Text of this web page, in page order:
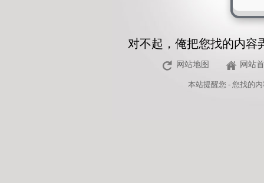
对不起，俺把您找的内容
网站地图 网站
本站提醒您 - 您找的